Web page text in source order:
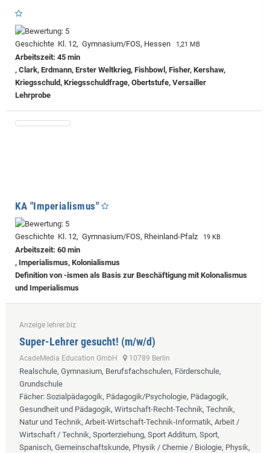
Geschichte Kl. 12, Gymnasium/FOS, Hessen 1,21 MB
Arbeitszeit: 45 min
, Clark, Erdmann, Erster Weltkrieg, Fishbowl, Fisher, Kershaw,
Kriegsschuld, Kriegsschuldfrage, Obertstufe, Versailler
Lehrprobe
KA "Imperialismus"
Geschichte Kl. 12, Gymnasium/FOS, Rheinland-Pfalz 19 KB
Arbeitszeit: 60 min
, Imperialismus, Kolonialismus
Definition von -ismen als Basis zur Beschäftigung mit Kolonalismus
und Imperialismus
Anzeige lehrer.biz
Super-Lehrer gesucht! (m/w/d)
AcadeMedia Education GmbH 10789 Berlin
Realschule, Gymnasium, Berufsfachschulen, Förderschule,
Grundschule
Fächer: Sozialpädagogik, Pädagogik/Psychologie, Pädagogik,
Gesundheit und Pädagogik, Wirtschaft-Recht-Technik, Technik,
Natur und Technik, Arbeit-Wirtschaft-Technik-Informatik, Arbeit /
Wirtschaft / Technik, Sporterziehung, Sport Additum, Sport,
Spanisch, Gemeinschaftskunde, Physik / Chemie / Biologie, Physik,